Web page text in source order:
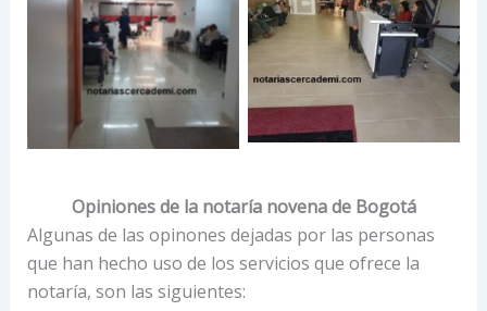
Opiniones de la notaría novena de Bogotá
Algunas de las opinones dejadas por las personas
que han hecho uso de los servicios que ofrece la
notaría, son las siguientes: